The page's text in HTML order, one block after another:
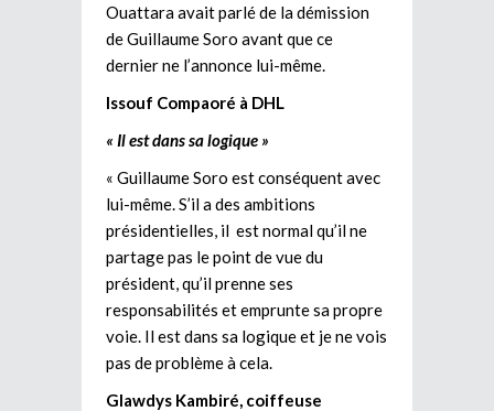
Ouattara avait parlé de la démission
de Guillaume Soro avant que ce
dernier ne l’annonce lui-même.
Issouf Compaoré à DHL
« Il est dans sa logique »
« Guillaume Soro est conséquent avec
lui-même. S’il a des ambitions
présidentielles, il est normal qu’il ne
partage pas le point de vue du
président, qu’il prenne ses
responsabilités et emprunte sa propre
voie. Il est dans sa logique et je ne vois
pas de problème à cela.
Glawdys Kambiré, coiffeuse